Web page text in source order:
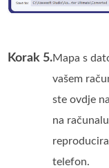
Korak 5.Mapa s
vašem
ste ovdje
na
telefon.